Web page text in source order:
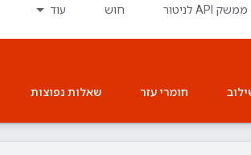
ממשק API לניטור חוש עוד
חומרי עזר שאלות נפוצות